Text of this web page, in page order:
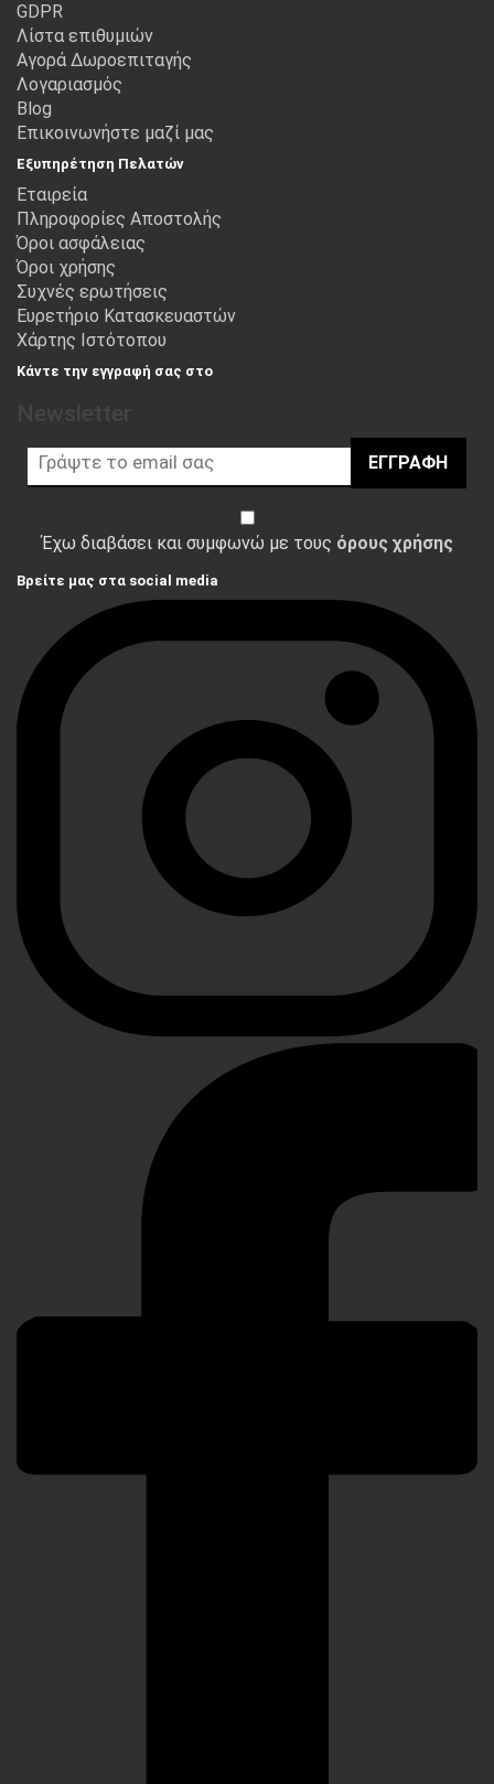
GDPR
Λίστα επιθυμιών
Αγορά Δωροεπιταγής
Λογαριασμός
Blog
Επικοινωνήστε μαζί μας
Εξυπηρέτηση Πελατών
Εταιρεία
Πληροφορίες Αποστολής
Όροι ασφάλειας
Όροι χρήσης
Συχνές ερωτήσεις
Ευρετήριο Κατασκευαστών
Χάρτης Ιστότοπου
Κάντε την εγγραφή σας στο
ΕΓΓΡΑΦΉ
Έχω διαβάσει και συμφωνώ με τους όρους χρήσης
Βρείτε μας στα social media